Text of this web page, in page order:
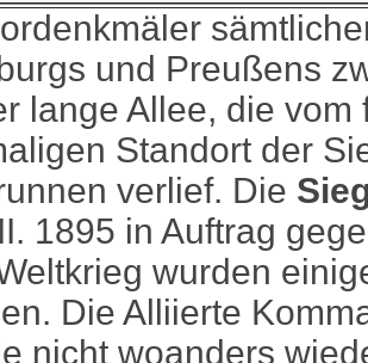
und Preußens
lange Allee, die
Standort der
verlief. Die
1895 in Auftrag
wurden
Die Alliierte
nicht woanders